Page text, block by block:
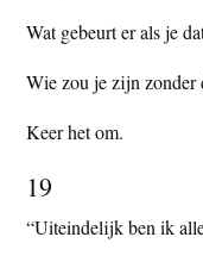
Wat gebeurt er als je
Wie zou je zijn zonder
Keer het om.
19
“Uiteindelijk ben ik